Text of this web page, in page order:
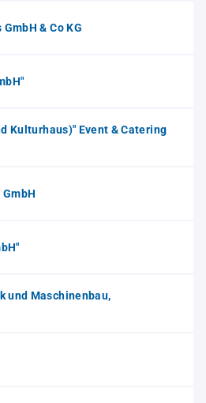
& Co KG
Kulturhaus)" Event & Catering
und Maschinenbau,